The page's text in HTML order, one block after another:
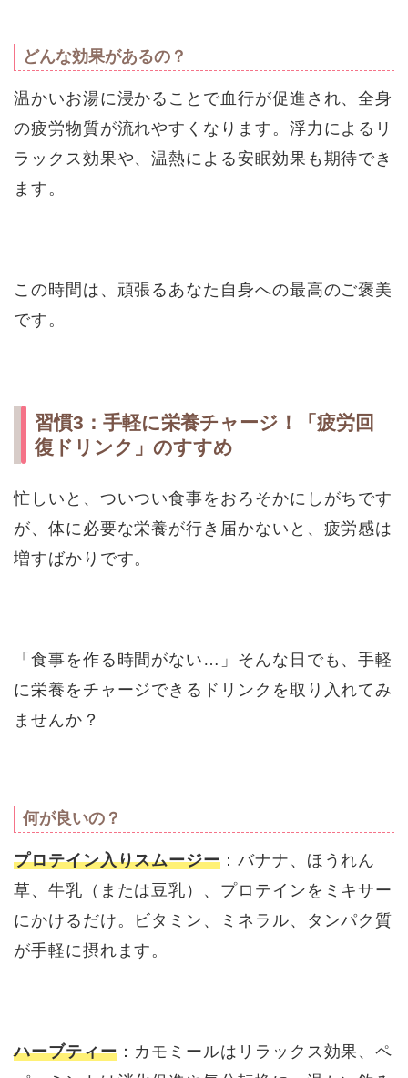
どんな効果があるの？
温かいお湯に浸かることで血行が促進され、全身
の疲労物質が流れやすくなります。浮力によるリ
ラックス効果や、温熱による安眠効果も期待でき
ます。
この時間は、頑張るあなた自身への最高のご褒美
です。
習慣3：手軽に栄養チャージ！「疲労回
復ドリンク」のすすめ
忙しいと、ついつい食事をおろそかにしがちです
が、体に必要な栄養が行き届かないと、疲労感は
増すばかりです。
「食事を作る時間がない…」そんな日でも、手軽
に栄養をチャージできるドリンクを取り入れてみ
ませんか？
何が良いの？
プロテイン入りスムージー ：バナナ、ほうれん
草、牛乳（または豆乳）、プロテインをミキサー
にかけるだけ。ビタミン、ミネラル、タンパク質
が手軽に摂れます。
ハーブティー：カモミールはリラックス効果、ペ